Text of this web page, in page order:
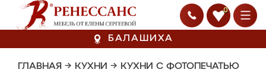
0
БАЛАШИХА
ГЛАВНАЯ → КУХНИ → КУХНИ С ФОТОПЕЧАТЬЮ